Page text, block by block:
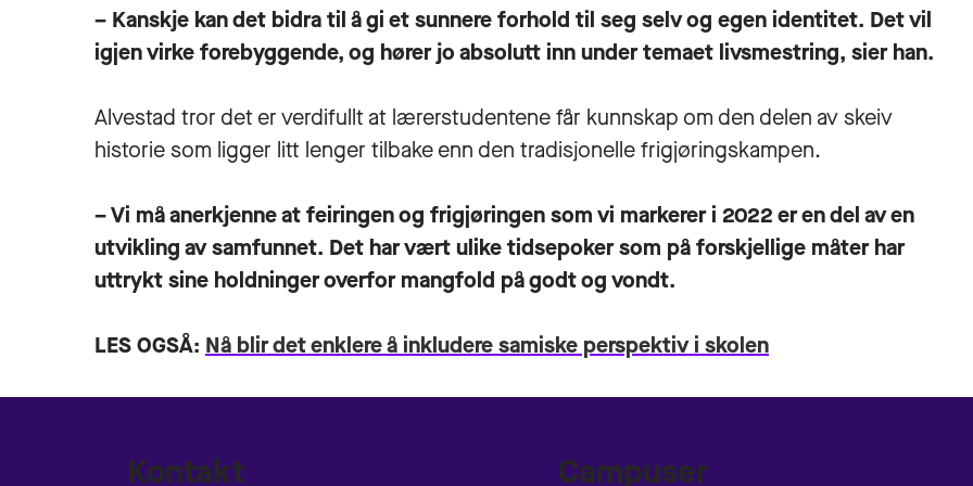
– Kanskje kan det bidra til å gi et sunnere forhold til seg selv og egen identitet. Det vil
igjen virke forebyggende, og hører jo absolutt inn under temaet livsmestring, sier han.
Alvestad tror det er verdifullt at lærerstudentene får kunnskap om den delen av skeiv
historie som ligger litt lenger tilbake enn den tradisjonelle frigjøringskampen.
– Vi må anerkjenne at feiringen og frigjøringen som vi markerer i 2022 er en del av en
utvikling av samfunnet. Det har vært ulike tidsepoker som på forskjellige måter har
uttrykt sine holdninger overfor mangfold på godt og vondt.
LES OGSÅ: Nå blir det enklere å inkludere samiske perspektiv i skolen
Kontakt Campuser